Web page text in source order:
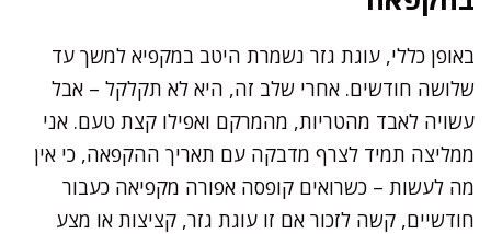
באופן כללי, עוגת גזר נשמרת היטב במקפיא למשך עד
שלושה חודשים. אחרי שלב זה, היא לא תקלקל – אבל
עשויה לאבד מהטריות, מהמרקם ואפילו קצת טעם. אני
ממליצה תמיד לצרף מדבקה עם תאריך ההקפאה, כי אין
מה לעשות – כשרואים קופסה אפורה מקפיאה כעבור
חודשיים, קשה לזכור אם זו עוגת גזר, קציצות או מצע